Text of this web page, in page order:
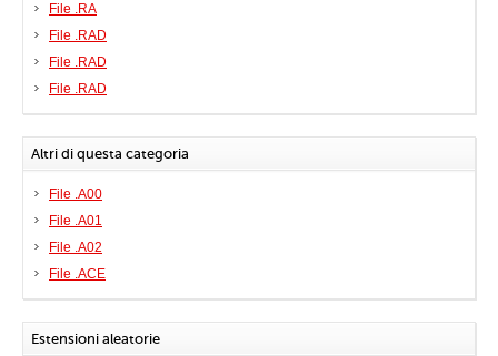
File .RA
File .RAD
File .RAD
File .RAD
Altri di questa categoria
File .A00
File .A01
File .A02
File .ACE
Estensioni aleatorie